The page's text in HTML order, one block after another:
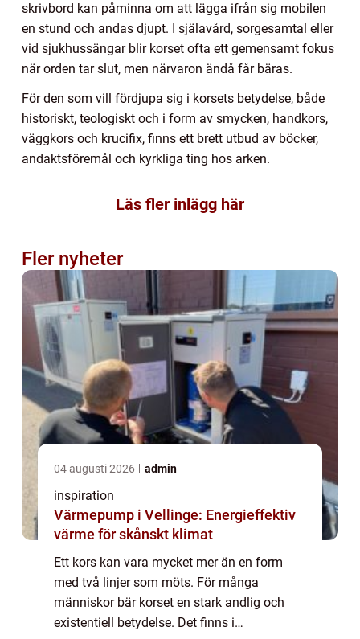
skrivbord kan påminna om att lägga ifrån sig mobilen
en stund och andas djupt. I själavård, sorgesamtal eller
vid sjukhussängar blir korset ofta ett gemensamt fokus
när orden tar slut, men närvaron ändå får bäras.
För den som vill fördjupa sig i korsets betydelse, både
historiskt, teologiskt och i form av smycken, handkors,
väggkors och krucifix, finns ett brett utbud av böcker,
andaktsföremål och kyrkliga ting hos arken.
Läs fler inlägg här
Fler nyheter
04 augusti 2026 admin
inspiration
Värmepump i Vellinge: Energieffektiv
värme för skånskt klimat
Ett kors kan vara mycket mer än en form
med två linjer som möts. För många
människor bär korset en stark andlig och
existentiell betydelse. Det finns i